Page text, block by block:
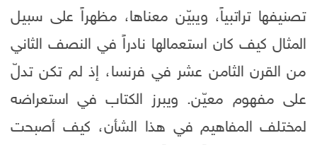
تصنيفها تراتبياً، ويبيّن معناها، مظهراً على سبيل
المثال كيف كان استعمالها نادراً في النصف الثاني
من القرن الثامن عشر في فرنسا، إذ لم تكن تدلّ
على مفهوم معيّن. ويبرز الكتاب في استعراضه
لمختلف المفاهيم في هذا الشأن، كيف أصبحت